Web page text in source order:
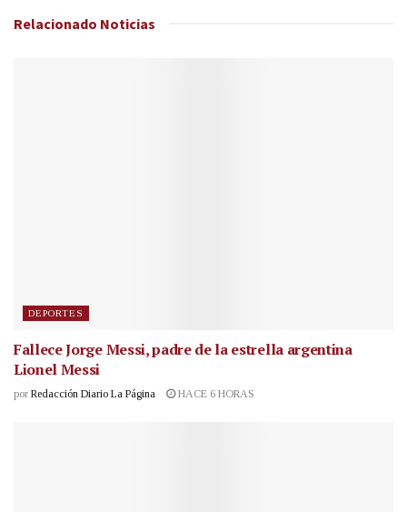
Relacionado Noticias
DEPORTES
Fallece Jorge Messi, padre de la estrella argentina
Lionel Messi
por Redacción Diario La Página HACE 6 HORAS